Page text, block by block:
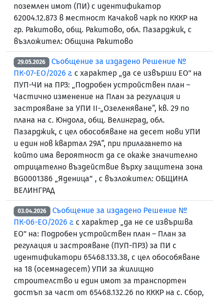
поземлен имот (ПИ) с идентификатор
62004.12.873 в местност Качаков чарк по КККР на
гр. Ракитово, общ. Ракитово, обл. Пазарджик, с
възложител: Община Ракитово
29.05.2026
Съобщение за издадено Решение №
ПК-07-ЕО/2026 г. с характер „да се извърши ЕО" на
ПУП-ЧИ на ПРЗ: „Подробен устройствен план –
Частично изменение на План за регулация и
застрояване за УПИ II-„Озеленяване“, кв. 29 по
плана на с. Юндола, общ. Велинград, обл.
Пазарджик, с цел обособяване на десет нови УПИ
и един нов квартал 29А“, при прилагането на
който има вероятност да се окаже значително
отрицателно въздействие върху защитена зона
BG0001386 „Яденица” , с възложител: ОБЩИНА
ВЕЛИНГРАД
03.04.2026
Съобщение за издадено Решение №
ПК-06-ЕО/2026 г. с характер „да не се извършва
ЕО" на: Подробен устройствен план – План за
регулация и застрояване (ПУП‑ПРЗ) за ПИ с
идентификатори 65468.133.38, с цел обособяване
на 18 (осемнадесет) УПИ за жилищно
строителство и един имот за транспортен
достъп за част от 65468.132.26 по КККР на с. Сбор,